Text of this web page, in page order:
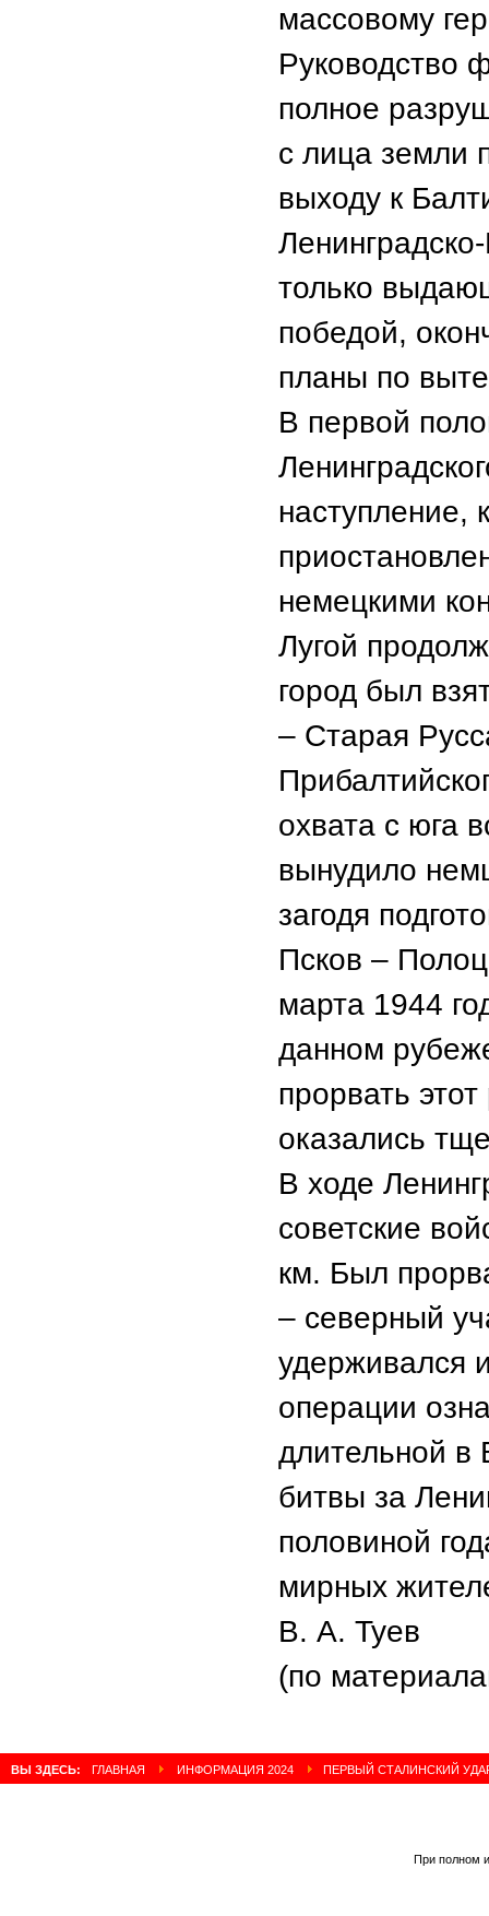
массовому
Руководство
полное
с лица земли
выходу к
только
победой,
планы по
В первой
наступление,
немецкими
Лугой
город был
– Старая
охвата с юга
вынудило
загодя
Псков –
марта 1944
данном
прорвать
оказались
В ходе
советские
км. Был
– северный
удерживался
операции
длительной в
битвы за
половиной
мирных
В. А. Туев
(по
ВЫ ЗДЕСЬ: ГЛАВНАЯ ИНФОРМАЦИЯ 2024 ПЕРВЫЙ СТАЛИНСКИЙ
При полном